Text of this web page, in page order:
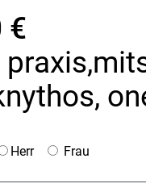
€
Herr Frau